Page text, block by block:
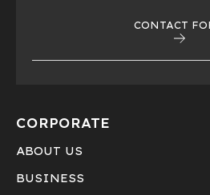
CONTACT
CORPORATE
ABOUT US
BUSINESS